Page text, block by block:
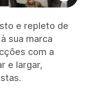
e repleto de
sua marca
com a
e largar,